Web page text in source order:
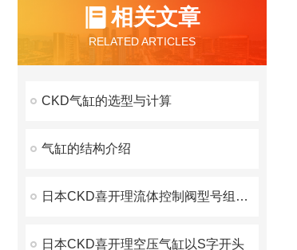
相关文章
RELATED ARTICLES
CKD气缸的选型与计算
气缸的结构介绍
日本CKD喜开理流体控制阀型号组成方式
日本CKD喜开理空压气缸以S字开头